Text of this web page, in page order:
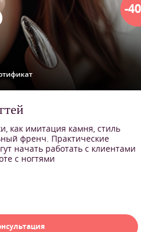
-
как имитация камня, стиль
френч. Практические
начать работать с клиентами
с ногтями